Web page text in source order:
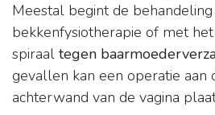
Meestal begint de
bekkenfysiotherapie of met
spiraal tegen
gevallen kan een operatie aan
achterwand van de vagina